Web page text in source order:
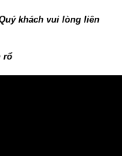
khách vui lòng liên
rổ